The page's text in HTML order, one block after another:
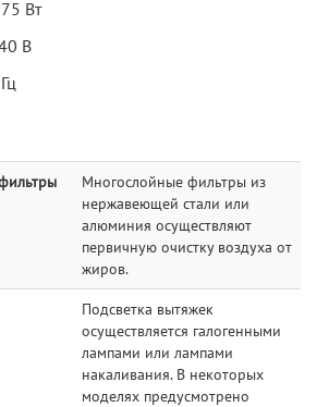
Вт
В
Многослойные фильтры из
нержавеющей стали или
алюминия осуществляют
первичную очистку воздуха от
жиров.
Подсветка вытяжек
осуществляется галогенными
лампами или лампами
накаливания. В некоторых
моделях предусмотрено